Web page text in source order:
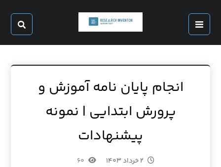
انجام پایان نامه آموزش و
پرورش ابتدایی | نمونه
پیشنهادات
۲ خرداد ۱۴۰۳ ۶۰